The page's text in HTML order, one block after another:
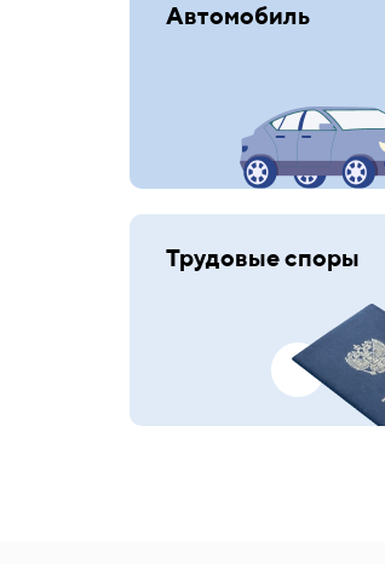
Автомобиль
Трудовые споры